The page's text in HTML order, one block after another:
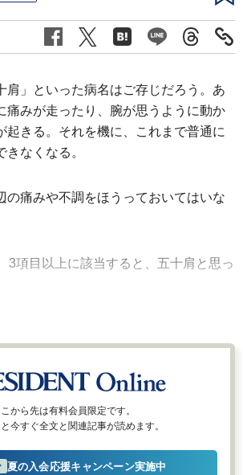
肩」といった病名はご存じだろう。あ
痛みが走ったり、腕が思うように動か
起きる。それを機に、これまで普通に
なくなる。
の痛みや不調をほうっておいてはいな
3項目以上に該当すると、五十肩と思っ
こから先は有料会員限定です。
今すぐ全文と関連記事が読めます。
夏の入会応援キャンペーン実施中